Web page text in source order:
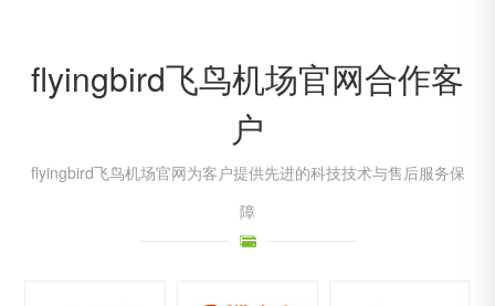
flyingbird飞鸟机场官网合作客
户
flyingbird飞鸟机场官网为客户提供先进的科技技术与售后服务保
障